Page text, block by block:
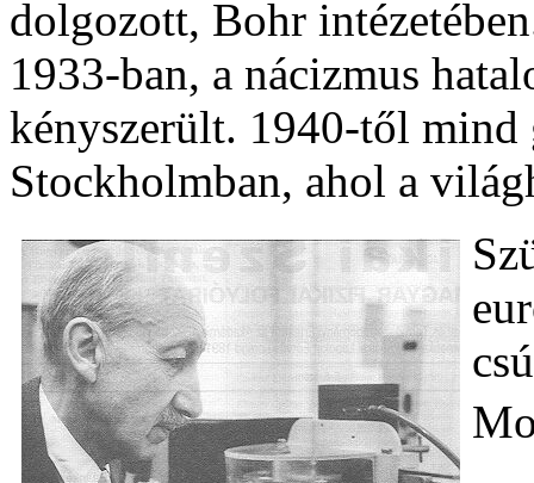
dolgozott, Bohr
1933-ban, a nácizmus
kényszerült. 1940-től
Stockholmban, ahol a